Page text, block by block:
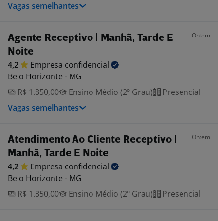
Vagas semelhantes
Agente Receptivo | Manhã, Tarde E
Noite
Ontem
4,2 Empresa confidencial
Belo Horizonte - MG
R$ 1.850,00
Ensino Médio (2º Grau)
Presencial
Vagas semelhantes
Atendimento Ao Cliente Receptivo |
Manhã, Tarde E Noite
Ontem
4,2 Empresa confidencial
Belo Horizonte - MG
R$ 1.850,00
Ensino Médio (2º Grau) Presencial